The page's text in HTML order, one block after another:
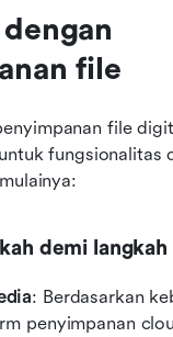
file
file
fungsionalitas
demi langkah
: Berdasarkan
penyimpanan